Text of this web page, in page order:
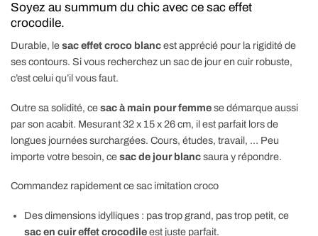
Soyez au summum du chic avec ce sac effet
crocodile.
Durable, lesac effet croco blancest apprécié pour la rigidité de
ses contours. Si vous recherchez un sac de jour en cuir robuste,
c’est celui qu’il vous faut.
Outre sa solidité, cesac à main pour femmese démarque aussi
par son acabit. Mesurant 32 x 15 x 26 cm, il est parfait lors de
longues journées surchargées. Cours, études, travail, … Peu
importe votre besoin, cesac de jour blancsaura y répondre.
Commandez rapidement ce sac imitation croco
Des dimensions idylliques : pas trop grand, pas trop petit, ce
sac en cuir effet crocodileest juste parfait.